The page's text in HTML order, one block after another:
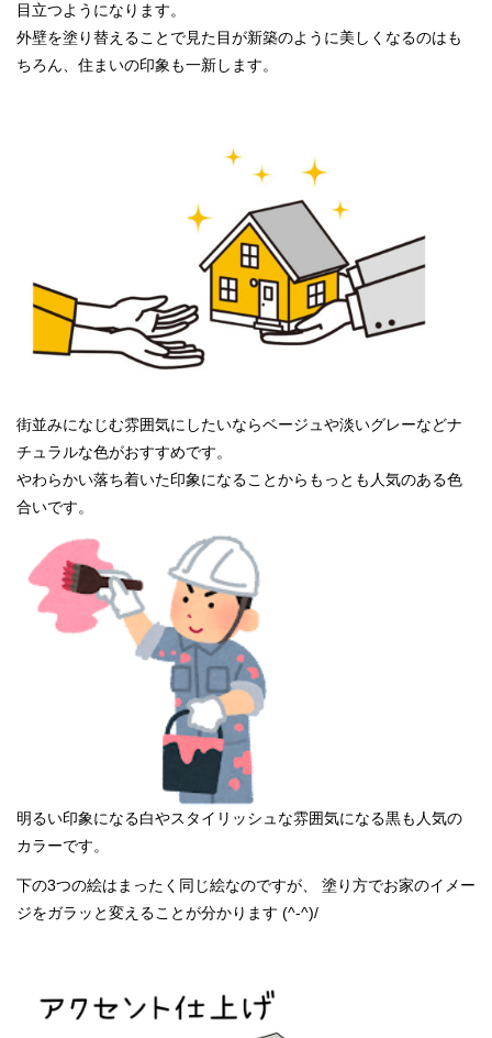
目立つようになります。
外壁を塗り替えることで見た目が新築のように美しくなるのはも
ちろん、住まいの印象も一新します。
街並みになじむ雰囲気にしたいならベージュや淡いグレーなどナ
チュラルな色がおすすめです。
やわらかい落ち着いた印象になることからもっとも人気のある色
合いです。
明るい印象になる白やスタイリッシュな雰囲気になる黒も人気の
カラーです。
下の3つの絵はまったく同じ絵なのですが、 塗り方でお家のイメー
ジをガラッと変えることが分かります (^-^)/